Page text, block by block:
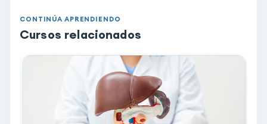
CONTINÚA APRENDIENDO
Cursos relacionados